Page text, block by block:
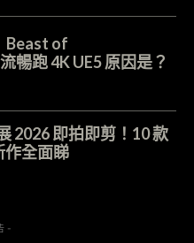
Beast of
跑 4K UE5 原因是？
2026 即拍即剪！10 款
作全面睇
-